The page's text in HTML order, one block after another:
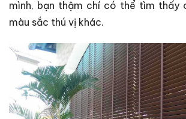
mình, bạn thậm chí có thể tìm thấy
màu sắc thú vị khác.